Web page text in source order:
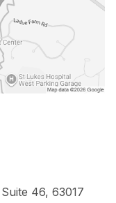
46, 63017